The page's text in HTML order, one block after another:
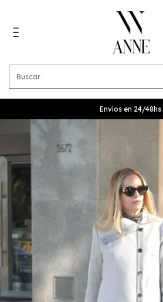
Envíos en 24/48hs.